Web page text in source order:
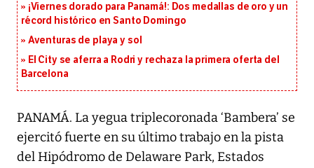
¡Viernes dorado para Panamá!: Dos medallas de oro y un
récord histórico en Santo Domingo
Aventuras de playa y sol
El City se aferra a Rodri y rechaza la primera oferta del
Barcelona
PANAMÁ. La yegua triplecoronada ‘Bambera’ se
ejercitó fuerte en su último trabajo en la pista
del Hipódromo de Delaware Park, Estados